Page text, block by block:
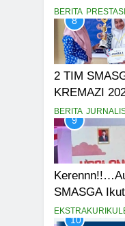
BERITA PRESTASI
8
2 TIM
KREMAZI
BERITA
9
SMASGA
Anak
10